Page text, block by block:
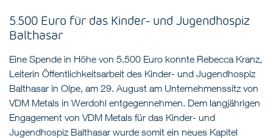
5.500 Euro für das Kinder- und Jugendhospiz
Balthasar
Eine Spende in Höhe von 5.500 Euro konnte Rebecca Kranz,
Leiterin Öffentlichkeitsarbeit des Kinder- und Jugendhospiz
Balthasar in Olpe, am 29. August am Unternehmenssitz von
VDM Metals in Werdohl entgegennehmen. Dem langjährigen
Engagement von VDM Metals für das Kinder- und
Jugendhospiz Balthasar wurde somit ein neues Kapitel